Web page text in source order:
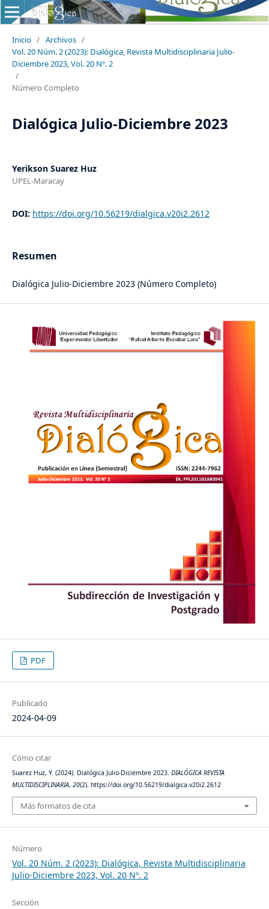
Inicio / Archivos /
Vol. 20 Núm. 2 (2023): Dialógica, Revista Multidisciplinaria Julio-
Diciembre 2023, Vol. 20 Nº. 2
/
Número Completo
Dialógica Julio-Diciembre 2023
Yerikson Suarez Huz
UPEL-Maracay
DOI: https://doi.org/10.56219/dialgica.v20i2.2612
Resumen
Dialógica Julio-Diciembre 2023 (Número Completo)
PDF
Publicado
2024-04-09
Cómo citar
Suarez Huz, Y. (2024). Dialógica Julio-Diciembre 2023. DIALÓGICA REVISTA
MULTIDISCIPLINARIA, 20(2). https://doi.org/10.56219/dialgica.v20i2.2612
Más formatos de cita
Número
Vol. 20 Núm. 2 (2023): Dialógica, Revista Multidisciplinaria
Julio-Diciembre 2023, Vol. 20 Nº. 2
Sección